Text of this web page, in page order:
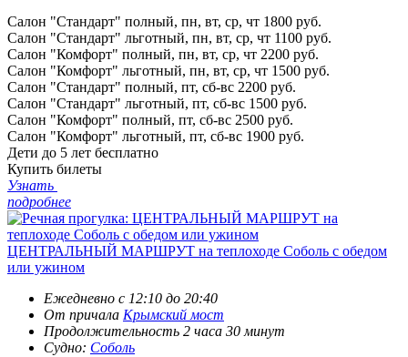
Салон "Стандарт" полный, пн, вт, ср, чт 1800 руб.
Салон "Стандарт" льготный, пн, вт, ср, чт 1100 руб.
Салон "Комфорт" полный, пн, вт, ср, чт 2200 руб.
Салон "Комфорт" льготный, пн, вт, ср, чт 1500 руб.
Салон "Стандарт" полный, пт, сб-вс 2200 руб.
Салон "Стандарт" льготный, пт, сб-вс 1500 руб.
Салон "Комфорт" полный, пт, сб-вс 2500 руб.
Салон "Комфорт" льготный, пт, сб-вс 1900 руб.
Дети до 5 лет бесплатно
Купить билеты
Узнать
подробнее
ЦЕНТРАЛЬНЫЙ МАРШРУТ на теплоходе Соболь с обедом
или ужином
Ежедневно c 12:10 до 20:40
От причала Крымский мост
Продолжительность 2 часа 30 минут
Судно: Соболь